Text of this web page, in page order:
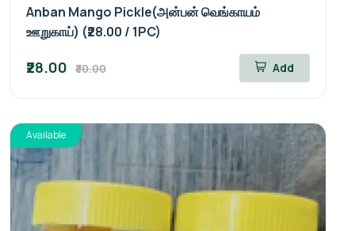
Anban Mango Pickle(அன்பன் வெங்காயம்
ஊறுகாய்) (₹28.00 / 1PC)
₹28.00 ₹30.00 Add
Available